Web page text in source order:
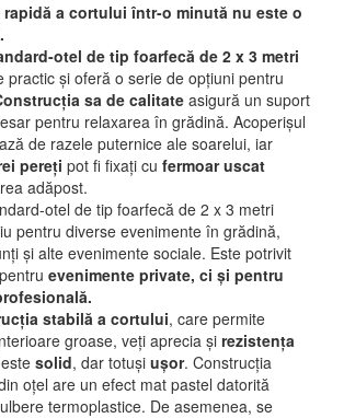
rapidă a cortului într-o minută nu este o
otel de tip foarfecă de 2 x 3 metri
practic și oferă o serie de opțiuni pentru
sa de calitate asigură un suport
pentru relaxarea în grădină. Acoperișul
de razele puternice ale soarelui, iar
pereți pot fi fixați cu fermoar uscat
adăpost.
otel de tip foarfecă de 2 x 3 metri
pentru diverse evenimente în grădină,
și alte evenimente sociale. Este potrivit
evenimente private, ci și pentru
stabilă a cortului, care permite
groase, veți aprecia și rezistența
solid, dar totuși ușor. Construcția
oțel are un efect mat pastel datorită
termoplastice. De asemenea, se